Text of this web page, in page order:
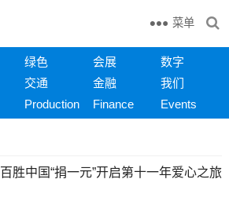
菜单
绿色 会展
数字
交通 金融
我们
Production Finance Events
百胜中国“捐一元”开启第十一年爱心之旅